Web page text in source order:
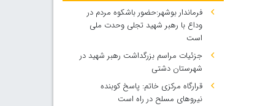
فرماندار بوشهر:حضور باشکوه مردم در
وداع با رهبر شهید تجلی وحدت ملی
است
جزئیات مراسم بزرگداشت رهبر شهید در
شهرستان دشتی
قرارگاه مرکزی خاتم: پاسخ کوبنده
نیروهای مسلح در راه است